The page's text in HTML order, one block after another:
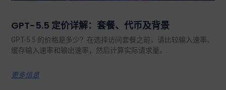
GPT-5.5 定价详解：套餐、代币及背景
GPT-5.5 的价格是多少？在选择访问套餐之前，请比较输入速率、
缓存输入速率和输出速率，然后计算实际请求量。.
更多信息